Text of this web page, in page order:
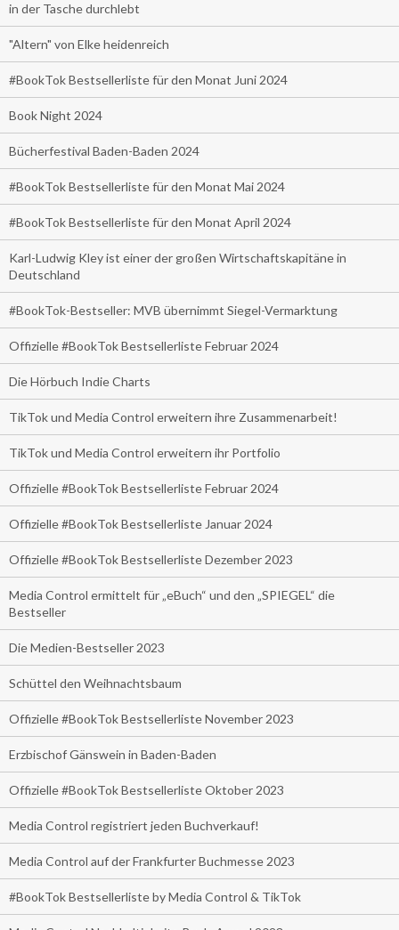
in der Tasche durchlebt
"Altern" von Elke heidenreich
#BookTok Bestsellerliste für den Monat Juni 2024
Book Night 2024
Bücherfestival Baden-Baden 2024
#BookTok Bestsellerliste für den Monat Mai 2024
#BookTok Bestsellerliste für den Monat April 2024
Karl-Ludwig Kley ist einer der großen Wirtschaftskapitäne in
Deutschland
#BookTok-Bestseller: MVB übernimmt Siegel-Vermarktung
Offizielle #BookTok Bestsellerliste Februar 2024
Die Hörbuch Indie Charts
TikTok und Media Control erweitern ihre Zusammenarbeit!
TikTok und Media Control erweitern ihr Portfolio
Offizielle #BookTok Bestsellerliste Februar 2024
Offizielle #BookTok Bestsellerliste Januar 2024
Offizielle #BookTok Bestsellerliste Dezember 2023
Media Control ermittelt für „eBuch“ und den „SPIEGEL“ die
Bestseller
Die Medien-Bestseller 2023
Schüttel den Weihnachtsbaum
Offizielle #BookTok Bestsellerliste November 2023
Erzbischof Gänswein in Baden-Baden
Offizielle #BookTok Bestsellerliste Oktober 2023
Media Control registriert jeden Buchverkauf!
Media Control auf der Frankfurter Buchmesse 2023
#BookTok Bestsellerliste by Media Control & TikTok